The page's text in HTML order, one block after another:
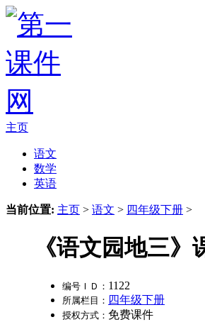
主页
语文
数学
英语
当前位置: 主页 > 语文 > 四年级下册 >
《语文园地三》
编号ＩＤ： 1122
所属栏目： 四年级下册
授权方式： 免费课件